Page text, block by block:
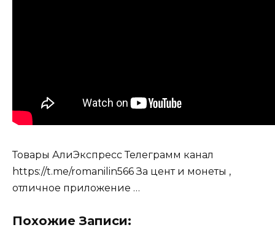
Товары АлиЭкспресс Телеграмм канал
https://t.me/romanilin566 За цент и монеты ,
отличное приложение …
Похожие Записи: